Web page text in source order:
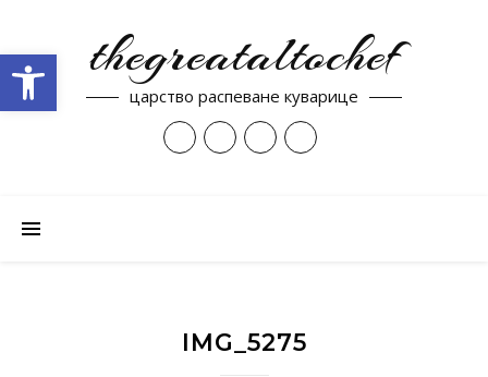
thegreataltochef
царство распеване куварице
IMG_5275
Open toolbar